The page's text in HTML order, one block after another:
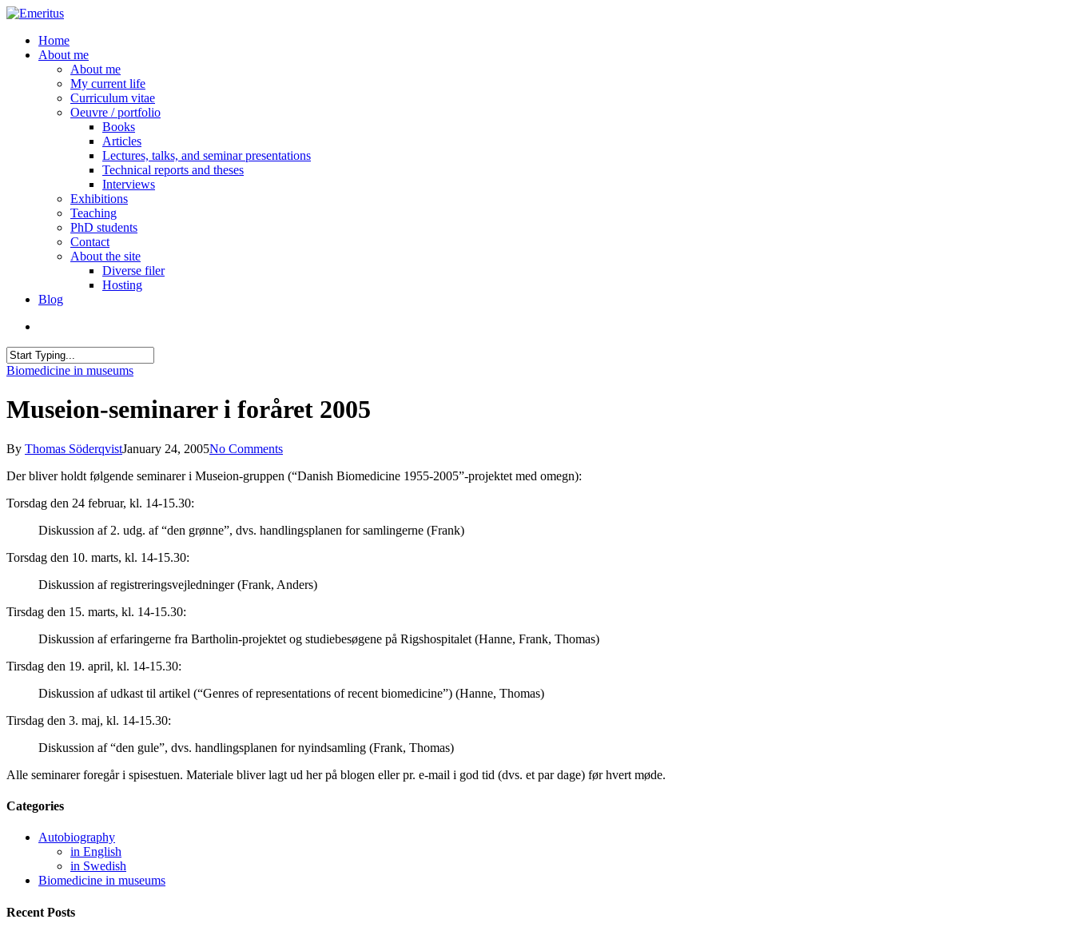
Skip
main
content
search
Menu
Home
About me
About me
My current life
Curriculum vitae
Oeuvre / portfolio
Books
Articles
Lectures, talks, and seminar presentations
Technical reports and theses
Interviews
Exhibitions
Teaching
PhD students
Contact
About the site
Diverse filer
Hosting
Blog
Close
Biomedicine in museums
Museion-seminarer i foråret 2005
By Thomas SöderqvistJanuary 24, 2005No Comments
Der bliver holdt følgende seminarer i Museion-gruppen (“Danish Biomedicine 1955-2005”-projektet med omegn):
Torsdag den 24 februar, kl. 14-15.30:
Diskussion af 2. udg. af “den grønne”, dvs. handlingsplanen for samlingerne (Frank)
Torsdag den 10. marts, kl. 14-15.30:
Diskussion af registreringsvejledninger (Frank, Anders)
Tirsdag den 15. marts, kl. 14-15.30:
Diskussion af erfaringerne fra Bartholin-projektet og studiebesøgene på Rigshospitalet (Hanne, Frank, Thomas)
Tirsdag den 19. april, kl. 14-15.30:
Diskussion af udkast til artikel (“Genres of representations of recent biomedicine”) (Hanne, Thomas)
Tirsdag den 3. maj, kl. 14-15.30:
Diskussion af “den gule”, dvs. handlingsplanen for nyindsamling (Frank, Thomas)
Alle seminarer foregår i spisestuen. Materiale bliver lagt ud her på blogen eller pr. e-mail i god tid (dvs. et par dage) før hvert møde.
Categories
Autobiography
in English
in Swedish
Biomedicine in museums
Recent Posts